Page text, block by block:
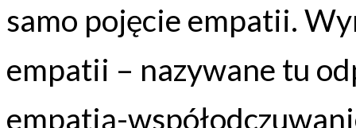
samo pojęcie empatii.
empatii – nazywane tu
empatią-